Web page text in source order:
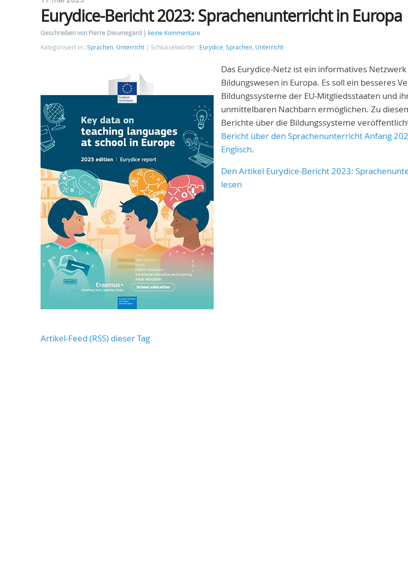
Eurydice-Bericht 2023: Sprachenunterricht in Europa
Geschrieben von Pierre Dieumegard
keine Kommentare
Kategorisiert in : Sprachen, Unterricht Schlüsselwörter : Eurydice, Sprachen, Unterricht
Das Eurydice-Netz ist ein informatives
Bildungswesen in Europa. Es soll ein besseres
Bildungssysteme der EU-Mitgliedsstaaten und
unmittelbaren Nachbarn ermöglichen. Zu
Berichte über die Bildungssysteme
Bericht über den Sprachenunterricht Anfang
Englisch.
Den Artikel Eurydice-Bericht 2023:
lesen
Artikel-Feed (RSS) dieser Tag